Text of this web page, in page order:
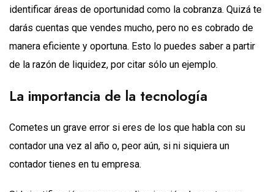
identificar áreas de oportunidad como la cobranza. Quizá te
darás cuentas que vendes mucho, pero no es cobrado de
manera eficiente y oportuna. Esto lo puedes saber a partir
de la razón de liquidez, por citar sólo un ejemplo.
La importancia de la tecnología
Cometes un grave error si eres de los que habla con su
contador una vez al año o, peor aún, si ni siquiera un
contador tienes en tu empresa.